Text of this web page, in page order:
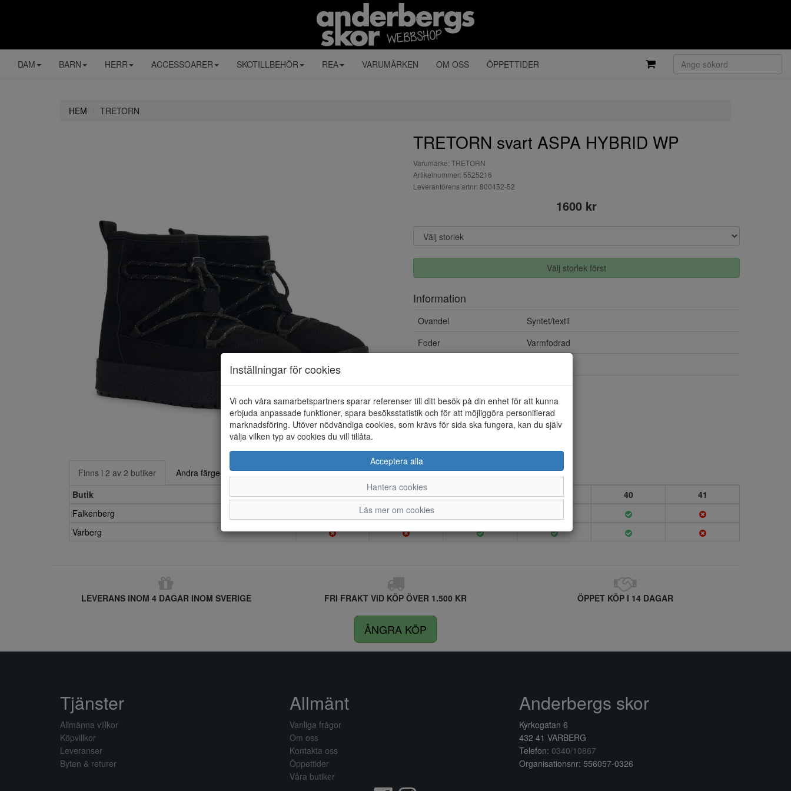
DAM BARN HERR ACCESSOARER SKOTILLBEHÖR REA VARUMÄRKEN OM OSS ÖPPETTIDER
HEM TRETORN
TRETORN svart ASPA HYBRID WP
Varumärke: TRETORN
Artikelnummer: 5525216
Leverantörens artnr: 800452-52
1600 kr
Välj storlek först
Information
Ovandel
Syntet/textil
Foder
Varmfodrad
Löstagbar innersula
Ja
Finns i 2 av 2 butiker
Andra färger
Butik
36 37 38 39 40
41
Falkenberg
Varberg
LEVERANS INOM 4 DAGAR INOM SVERIGE FRI FRAKT VID KÖP ÖVER 1.500 KR ÖPPET KÖP I 14 DAGAR
ÅNGRA KÖP
Inställningar för cookies
Vi och våra samarbetspartners sparar referenser till ditt besök på din enhet för att kunna
erbjuda anpassade funktioner, spara besöksstatistik och för att möjliggöra personifierad
marknadsföring. Utöver nödvändiga cookies, som krävs för sida ska fungera, kan du själv
välja vilken typ av cookies du vill tillåta.
Acceptera alla
Hantera cookies
Läs mer om cookies
Tjänster
Allmänna villkor
Köpvillkor
Leveranser
Byten & returer
Allmänt
Vanliga frågor
Om oss
Kontakta oss
Öppettider
Våra butiker
Anderbergs skor
Kyrkogatan 6
432 41 VARBERG
Telefon: 0340/10867
Organisationsnr: 556057-0326